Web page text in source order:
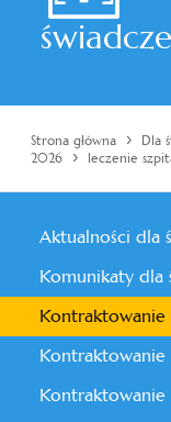
Strona główna › Dla
2026
› leczenie
Aktualności dla
Komunikaty dla